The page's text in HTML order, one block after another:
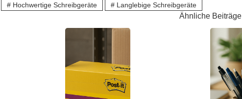
#Hochwertige Schreibgeräte #Langlebige Schreibgeräte
Ähnliche Beiträge